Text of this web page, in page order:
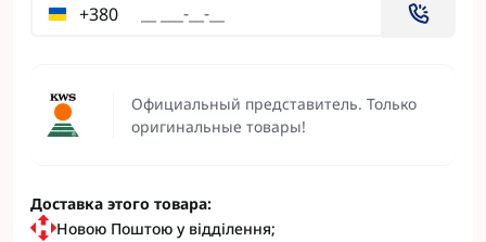
Официальный представитель. Только
оригинальные товары!
+380
Доставка этого товара:
Новою Поштою у відділення;